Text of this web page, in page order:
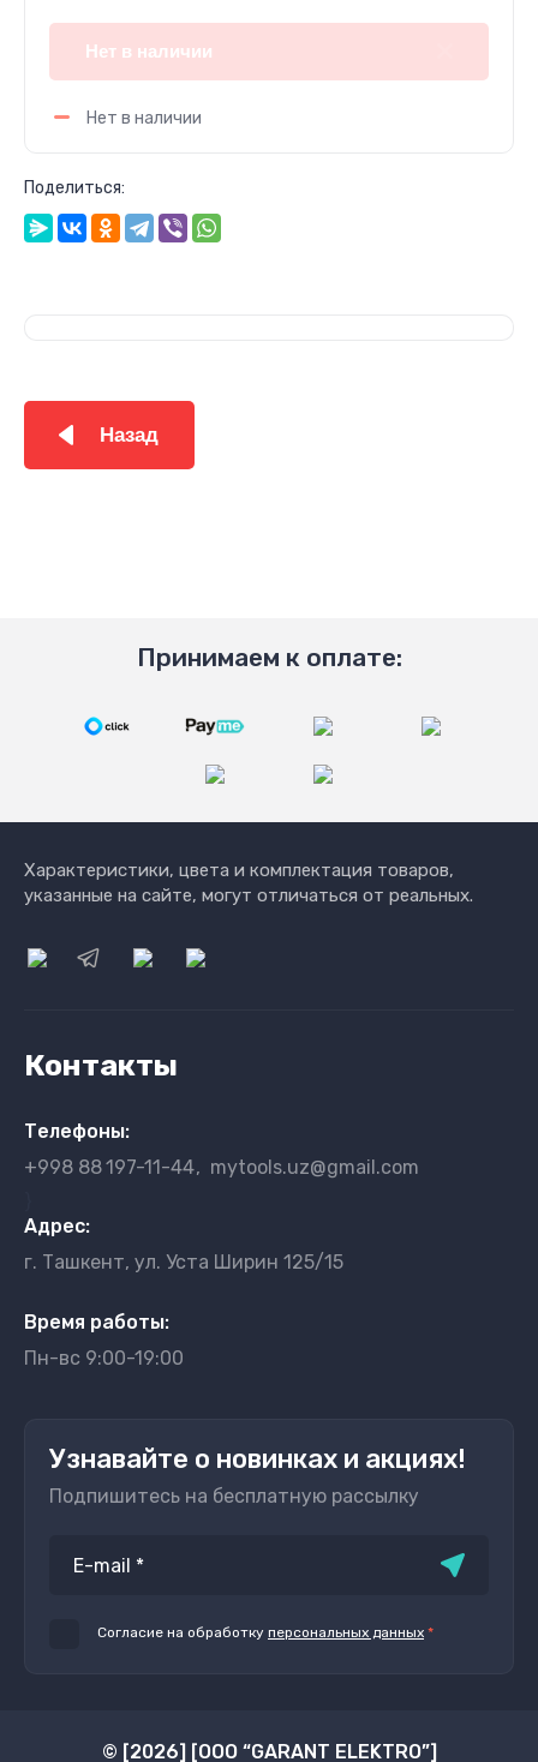
Нет в наличии
Нет в наличии
Поделиться:
Назад
Принимаем к оплате:
Характеристики, цвета и комплектация товаров,
указанные на сайте, могут отличаться от реальных.
Контакты
Телефоны:
+998 88197-11-44
mytools.uz@gmail.com
Адрес:
г. Ташкент, ул. Уста Ширин 125/15
Время работы:
Пн-вс 9:00-19:00
Узнавайте о новинках и акциях!
Подпишитесь на бесплатную рассылку
Согласие на обработку персональных данных *
© [2026] [ООО “GARANT ELEKTRO”]